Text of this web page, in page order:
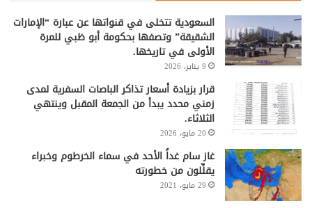
السعودية تتخلى في قنواتها عن عبارة “الإمارات
الشقيقة” وتصفها بحكومة أبو ظبي للمرة
الأولى في تاريخها.
9 يناير، 2026
قرار بزيادة أسعار تذاكر الباصات السفرية لمدى
زمني محدد يبدأ من الجمعة المقبل وينتهي
الثلاثاء.
20 مايو، 2026
غاز سام غداً الأحد في سماء الخرطوم وخبراء
يقلِّلون من خطورته
29 مايو، 2021